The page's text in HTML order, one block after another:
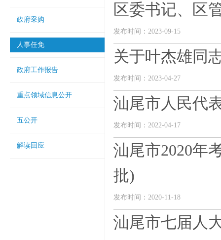
政府采购
人事任免
政府工作报告
重点领域信息公开
五公开
解读回应
区委书记、区
发布时间：2023-09-15
关于叶杰雄同
发布时间：2023-04-27
汕尾市人民代
发布时间：2022-04-17
汕尾市2020年
批)
发布时间：2020-11-18
汕尾市七届人